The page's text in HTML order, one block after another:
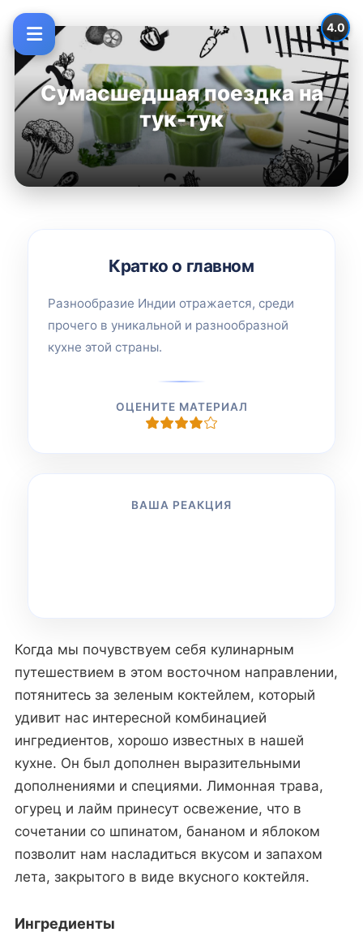
4.0
Сумасшедшая поездка на
тук-тук
Кратко о главном
Разнообразие Индии отражается, среди
прочего в уникальной и разнообразной
кухне этой страны.
ОЦЕНИТЕ МАТЕРИАЛ
ВАША РЕАКЦИЯ
Когда мы почувствуем себя кулинарным
путешествием в этом восточном направлении,
потянитесь за зеленым коктейлем, который
удивит нас интересной комбинацией
ингредиентов, хорошо известных в нашей
кухне. Он был дополнен выразительными
дополнениями и специями. Лимонная трава,
огурец и лайм принесут освежение, что в
сочетании со шпинатом, бананом и яблоком
позволит нам насладиться вкусом и запахом
лета, закрытого в виде вкусного коктейля.
Ингредиенты